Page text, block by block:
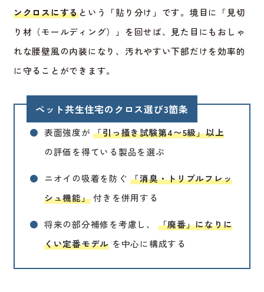
ンクロスにするという「貼り分け」です。境目に「見切
り材（モールディング）」を回せば、見た目にもおしゃ
れな腰壁風の内装になり、汚れやすい下部だけを効率的
に守ることができます。
ペット共生住宅のクロス選び3箇条
● 表面強度が「引っ掻き試験第4〜5級」以上
の評価を得ている製品を選ぶ
● ニオイの吸着を防ぐ「消臭・トリプルフレッ
シュ機能」付きを併用する
● 将来の部分補修を考慮し、 「廃番」になりに
くい定番モデル を中心に構成する